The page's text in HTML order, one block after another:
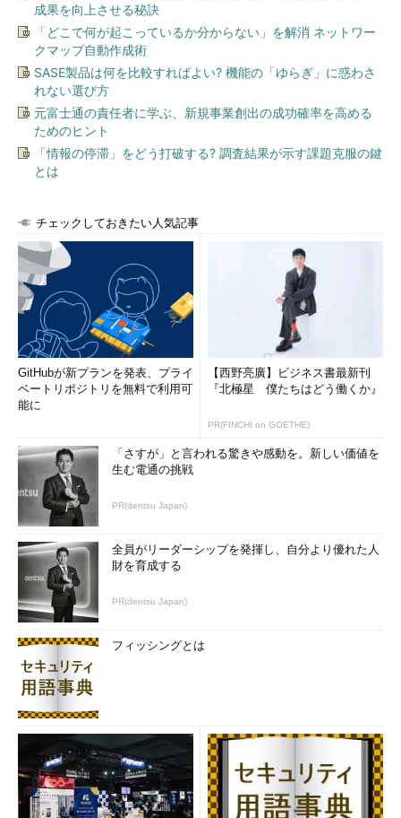
成果を向上させる秘訣
「どこで何が起こっているか分からない」を解消 ネットワー
クマップ自動作成術
SASE製品は何を比較すればよい? 機能の「ゆらぎ」に惑わさ
れない選び方
元富士通の責任者に学ぶ、新規事業創出の成功確率を高める
ためのヒント
「情報の停滞」をどう打破する? 調査結果が示す課題克服の鍵
とは
チェックしておきたい人気記事
GitHubが新プランを発表、プライ
ベートリポジトリを無料で利用可
能に
【西野亮廣】ビジネス書最新刊
『北極星 僕たちはどう働くか』
PR(FINCHI on GOETHE)
「さすが」と言われる驚きや感動を。新しい価値を
生む電通の挑戦
PR(dentsu Japan)
全員がリーダーシップを発揮し、自分より優れた人
財を育成する
PR(dentsu Japan)
フィッシングとは